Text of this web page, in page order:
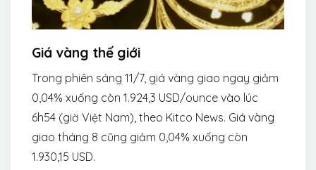
Giá vàng thế giới
Trong phiên sáng 11/7, giá vàng giao ngay giảm
0,04% xuống còn 1.924,3 USD/ounce vào lúc
6h54 (giờ Việt Nam), theo Kitco News. Giá vàng
giao tháng 8 cũng giảm 0,04% xuống còn
1.930,15 USD.